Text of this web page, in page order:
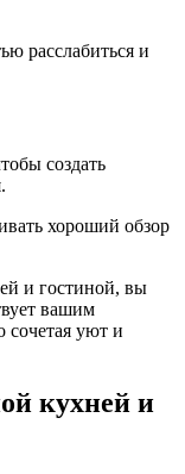
расслабиться и
создать
хороший обзор
и гостиной, вы
вашим
сочетая уют и
кухней и